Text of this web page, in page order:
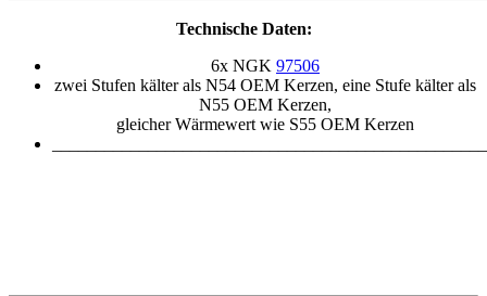
Technische Daten:
6x NGK 97506
zwei Stufen kälter als N54 OEM Kerzen, eine Stufe kälter als
N55 OEM Kerzen,
gleicher Wärmewert wie S55 OEM Kerzen